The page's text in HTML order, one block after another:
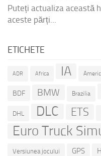
Puteți actualiza această
aceste părți...
ETICHETE
ADR Africa IA
BDF BMW Brazilia
DHL DLC ETS
Euro Truck
Versiunea jocului GPS